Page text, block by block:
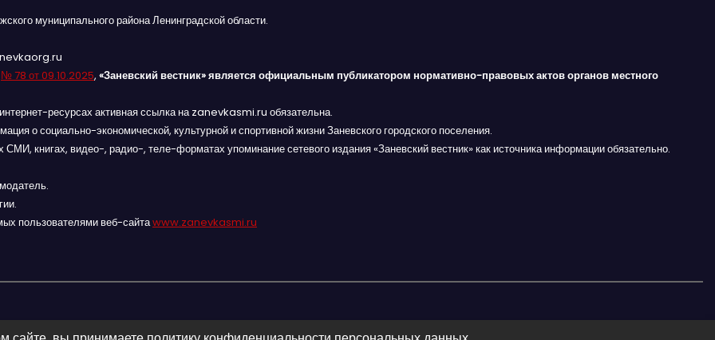
муниципального района Ленинградской области.
№ 78 от 09.10.2025, «Заневский вестник» является официальным публикатором нормативно-правовых актов органов местного
ресурсах активная ссылка на zanevkasmi.ru обязательна.
о социально-экономической, культурной и спортивной жизни Заневского городского поселения.
книгах, видео-, радио-, теле-форматах упоминание сетевого издания «Заневский вестник» как источника информации обязательно.
пользователями веб-сайтаwww.zanevkasmi.ru